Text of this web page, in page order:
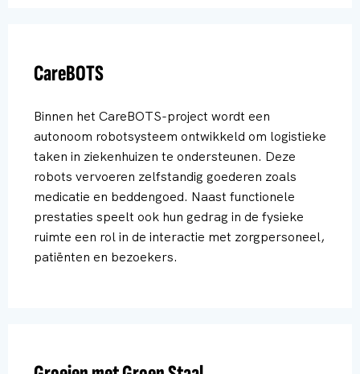
CareBOTS
Binnen het CareBOTS-project wordt een
autonoom robotsysteem ontwikkeld om logistieke
taken in ziekenhuizen te ondersteunen. Deze
robots vervoeren zelfstandig goederen zoals
medicatie en beddengoed. Naast functionele
prestaties speelt ook hun gedrag in de fysieke
ruimte een rol in de interactie met zorgpersoneel,
patiënten en bezoekers.